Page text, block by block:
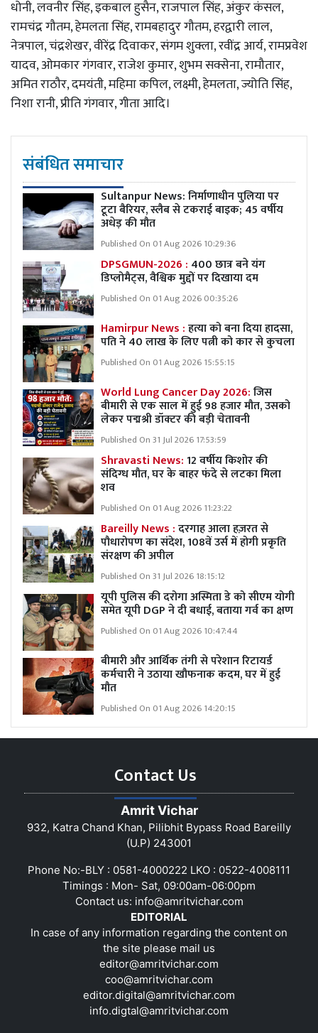
धोनी, लवनीर सिंह, इकबाल हुसैन, राजपाल सिंह, अंकुर कंसल,
रामचंद्र गौतम, हेमलता सिंह, रामबहादुर गौतम, हरद्वारी लाल,
नेत्रपाल, चंद्रशेखर, वीरेंद्र दिवाकर, संगम शुक्ला, रवींद्र आर्य, रामप्रवेश
यादव, ओमकार गंगवार, राजेश कुमार, शुभम सक्सेना, रामौतार,
अमित राठौर, दमयंती, महिमा कपिल, लक्ष्मी, हेमलता, ज्योति सिंह,
निशा रानी, प्रीति गंगवार, गीता आदि।
संबंधित समाचार
Sultanpur News: निर्माणाधीन पुलिया पर
टूटा बैरियर, स्लैब से टकराई बाइक; 45 वर्षीय
अधेड़ की मौत
Published On 01 Aug 2026 10:29:36
DPSGMUN-2026 : 400 छात्र बने यंग
डिप्लोमैट्स, वैश्विक मुद्दों पर दिखाया दम
Published On 01 Aug 2026 00:35:26
Hamirpur News :हत्या को बना दिया हादसा,
पति ने 40 लाख के लिए पत्नी को कार से कुचला
Published On 01 Aug 2026 15:55:15
World Lung Cancer Day 2026:जिस
बीमारी से एक साल में हुई 98 हजार मौत, उसको
लेकर पद्मश्री डॉक्टर की बड़ी चेतावनी
Published On 31 Jul 2026 17:53:59
Shravasti News:12 वर्षीय किशोर की
संदिग्ध मौत, घर के बाहर फंदे से लटका मिला
शव
Published On 01 Aug 2026 11:23:22
Bareilly News :दरगाह आला हज़रत से
पौधारोपण का संदेश, 108वें उर्स में होगी प्रकृति
संरक्षण की अपील
Published On 31 Jul 2026 18:15:12
यूपी पुलिस की दरोगा अस्मिता डे को सीएम योगी
समेत यूपी DGP ने दी बधाई, बताया गर्व का क्षण
Published On 01 Aug 2026 10:47:44
बीमारी और आर्थिक तंगी से परेशान रिटायर्ड
कर्मचारी ने उठाया खौफनाक कदम, घर में हुई
मौत
Published On 01 Aug 2026 14:20:15
Contact Us
Amrit Vichar
932, Katra Chand Khan, Pilibhit Bypass Road Bareilly
(U.P) 243001
Phone No:-BLY : 0581-4000222 LKO : 0522-4008111
Timings : Mon- Sat, 09:00am-06:00pm
Contact us: info@amritvichar.com
EDITORIAL
In case of any information regarding the content on
the site please mail us
editor@amritvichar.com
coo@amritvichar.com
editor.digital@amritvichar.com
info.digtal@amritvichar.com